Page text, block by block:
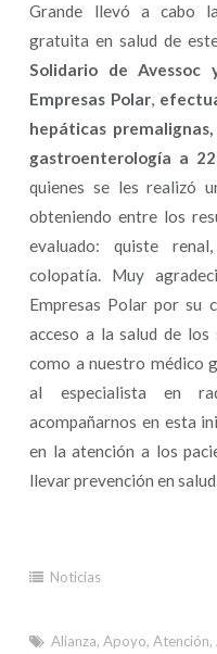
Grande llevó a cabo
gratuita en salud de
Solidario de Avessoc
Empresas Polar,
hepáticas
gastroenterología a
quienes se les realizó
obteniendo entre los
evaluado: quiste
colopatía. Muy
Empresas Polar por su
acceso a la salud de
como a nuestro médico
al especialista en
acompañarnos en esta
en la atención a los
llevar prevención en
Noticias
Alianza,Apoyo,Atención,